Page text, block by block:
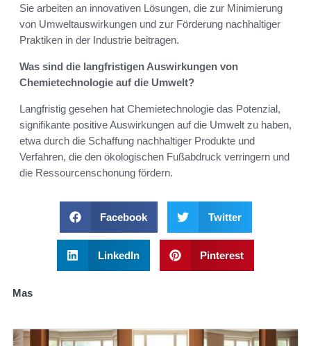
Sie arbeiten an innovativen Lösungen, die zur Minimierung
von Umweltauswirkungen und zur Förderung nachhaltiger
Praktiken in der Industrie beitragen.
Was sind die langfristigen Auswirkungen von
Chemietechnologie auf die Umwelt?
Langfristig gesehen hat Chemietechnologie das Potenzial,
signifikante positive Auswirkungen auf die Umwelt zu haben,
etwa durch die Schaffung nachhaltiger Produkte und
Verfahren, die den ökologischen Fußabdruck verringern und
die Ressourcenschonung fördern.
Facebook Twitter
LinkedIn Pinterest
Mas